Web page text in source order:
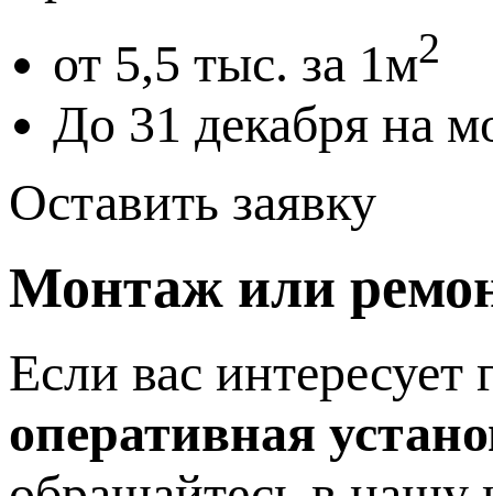
от 5,5 тыс. за 1м2
До 31 декабря
Оставить заявку
Монтаж или
Если вас
оперативная